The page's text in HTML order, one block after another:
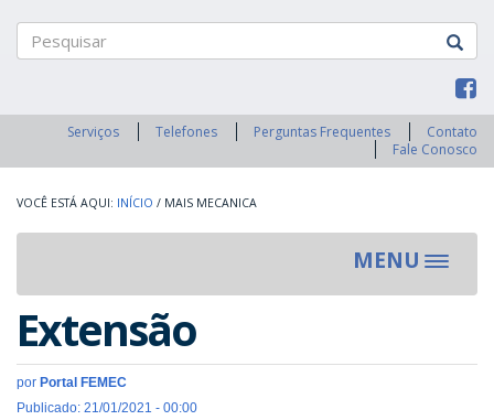
Serviços Telefones Perguntas Frequentes
Contato
Fale Conosco
INÍCIO / MAIS MECANICA
MENU
Toggle
Extensão
por Portal FEMEC
Publicado: 21/01/2021 - 00:00